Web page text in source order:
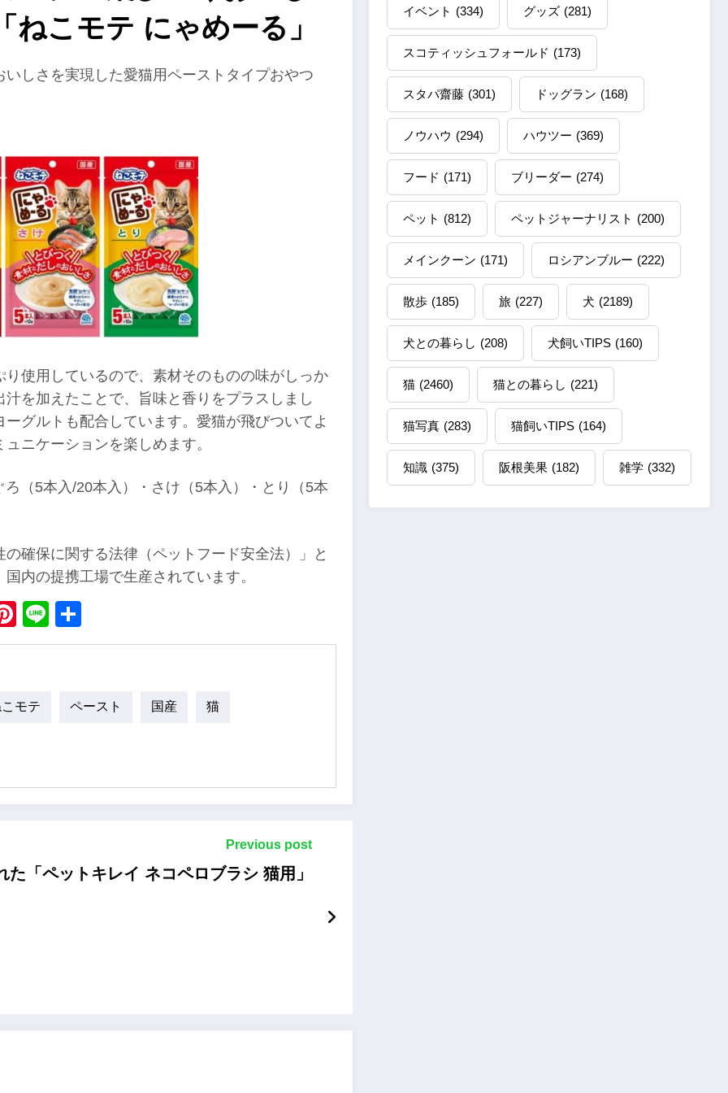
こモテ にゃめーる」
しさを実現した愛猫用ペーストタイプおやつ
使用しているので、素材そのものの味がしっか
を加えたことで、旨味と香りをプラスしまし
グルトも配合しています。愛猫が飛びついてよ
ニケーションを楽しめます。
（5本入/20本入）・さけ（5本入）・とり（5本
確保に関する法律（ペットフード安全法）」と
内の提携工場で生産されています。
Pinterest
Line
モテ ペースト 国産 猫
Previous post
た「ペットキレイ ネコペロブラシ 猫用」
イベント (334) グッズ (281)
スコティッシュフォールド (173)
スタパ齋藤 (301) ドッグラン (168)
ノウハウ (294) ハウツー (369)
フード (171) ブリーダー (274)
ペット (812) ペットジャーナリスト (200)
メインクーン (171) ロシアンブルー (222)
散歩 (185) 旅 (227) 犬 (2189)
犬との暮らし (208) 犬飼いTIPS (160)
猫 (2460) 猫との暮らし (221)
猫写真 (283) 猫飼いTIPS (164)
知識 (375) 阪根美果 (182) 雑学 (332)